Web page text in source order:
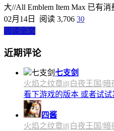
大//All Emblem Item Max 已有
02月14日
阅读 3,706 30
阅读全文
近期评论
七支剑
火焰之纹章if(白夜王国/暗
看下游戏的版本 或者试
四酱
火焰之纹章if(白夜王国/暗